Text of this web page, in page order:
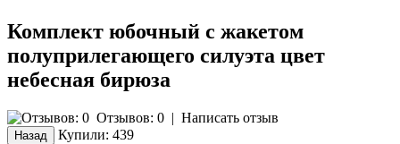
Комплект юбочный с жакетом
полуприлегающего силуэта цвет
небесная бирюза
Отзывов: 0 | Написать отзыв
Купили: 439